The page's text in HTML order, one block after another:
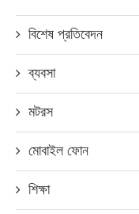
বিশেষ প্রতিবেদন
ব্যবসা
মটরস
মোবাইল ফোন
শিক্ষা